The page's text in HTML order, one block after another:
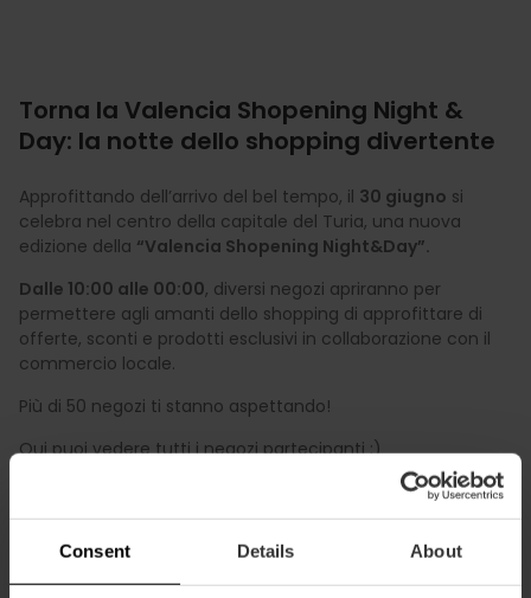
Consent Details About
Torna la Valencia Shopening Night &
Day: la notte dello shopping divertente
Approfittando dell’arrivo del bel tempo, il 30 giugno si
celebra nel centro della capitale del Turia, una nuova
edizione della “Valencia Shopening Night&Day”.
Dalle 10:00 alle 00:00, diversi negozi apriranno per
permettere agli amanti dello shopping di approfittare di
offerte, sconti e prodotti esclusivi in collaborazione con il
commercio locale.
Più di 50 negozi ti stanno aspettando!
Qui puoi vedere tutti i negozi partecipanti :)
Inoltre, quest'anno la "Valencia Shopening Night & Day" ha
preparato diverse attività per rendere questo evento una
giornata di shopping unica.
Unaruota della fortunacon tanti premi, un divertente